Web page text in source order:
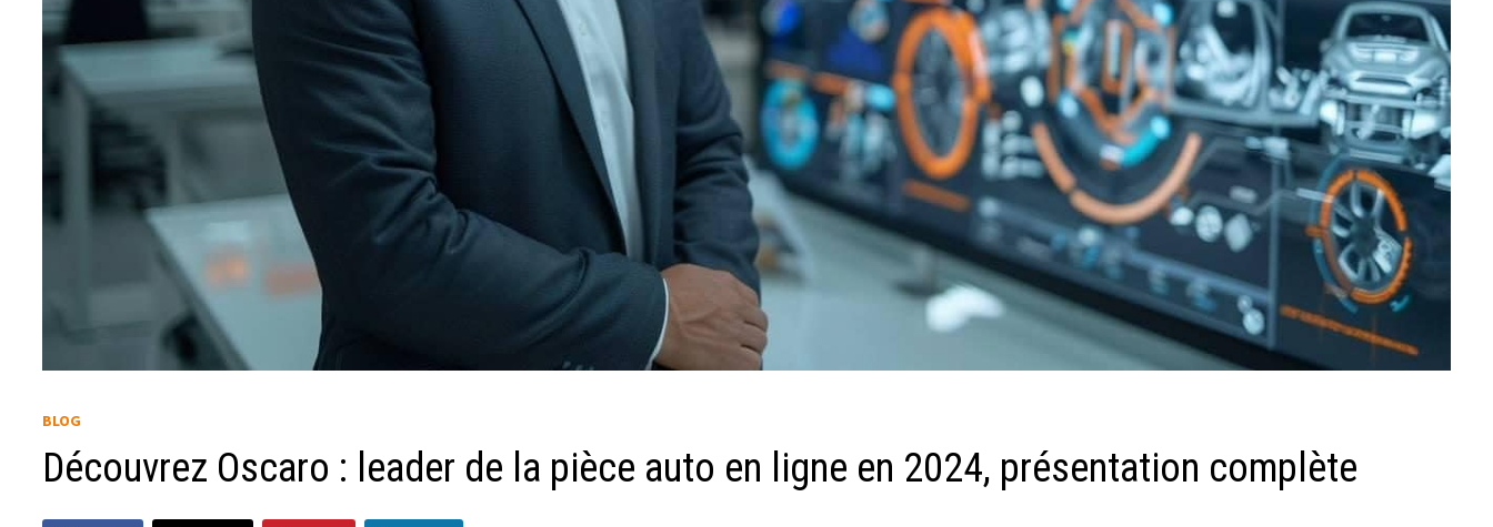
BLOG
Découvrez Oscaro : leader de la pièce auto en ligne en 2024, présentation complète